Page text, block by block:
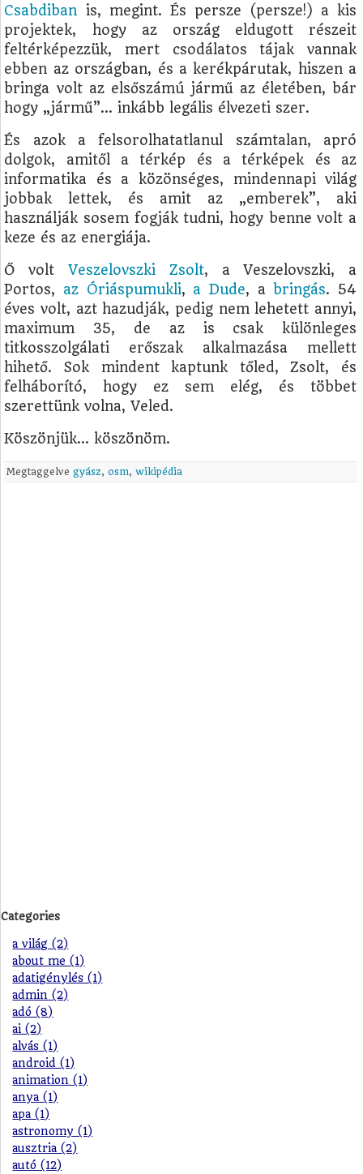
Csabdiban is, megint. És persze (persze!) a kis
projektek, hogy az ország eldugott részeit
feltérképezzük, mert csodálatos tájak vannak
ebben az országban, és a kerékpárutak, hiszen a
bringa volt az elsőszámú jármű az életében, bár
hogy „jármű”… inkább legális élvezeti szer.
És azok a felsorolhatatlanul számtalan, apró
dolgok, amitől a térkép és a térképek és az
informatika és a közönséges, mindennapi világ
jobbak lettek, és amit az „emberek”, aki
használják sosem fogják tudni, hogy benne volt a
keze és az energiája.
Ő volt Veszelovszki Zsolt, a Veszelovszki, a
Portos, az Óriáspumukli, a Dude, abringás. 54
éves volt, azt hazudják, pedig nem lehetett annyi,
maximum 35, de az is csak különleges
titkosszolgálati erőszak alkalmazása mellett
hihető. Sok mindent kaptunk tőled, Zsolt, és
felháborító, hogy ez sem elég, és többet
szerettünk volna, Veled.
Köszönjük… köszönöm.
Megtaggelvegyász,osm,wikipédia
Categories
a világ (2)
about me (1)
adatigénylés (1)
admin (2)
adó (8)
ai (2)
alvás (1)
android (1)
animation (1)
anya (1)
apa (1)
astronomy (1)
ausztria (2)
autó (12)